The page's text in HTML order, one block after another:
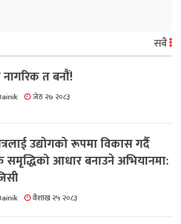
सबै
त बनाैं!
जेठ २७ २०८३
उद्योगको रूपमा विकास गर्दै
समृद्धिको आधार बनाउने अभियानमा:
वैशाख २५ २०८३